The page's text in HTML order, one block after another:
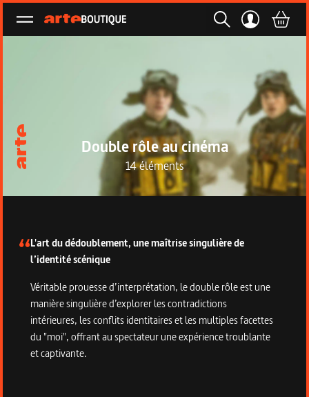
Ouvrir le menu
Double rôle au cinéma
14 éléments
Description de la collection
L'art du dédoublement, une maîtrise singulière de
l’identité scénique
Véritable prouesse d’interprétation, le double rôle est une
manière singulière d’explorer les contradictions
intérieures, les conflits identitaires et les multiples facettes
du "moi", offrant au spectateur une expérience troublante
et captivante.